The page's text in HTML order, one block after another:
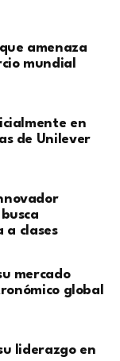
amenaza
mundial
en
de Unilever
a clases
mercado
global
liderazgo en